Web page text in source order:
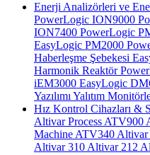
Enerji Analizörleri ve
PowerLogic ION9000
ION7400 PowerLogic
EasyLogic PM2000
Haberleşme Şebekesi
Harmonik Reaktör
iEM3000 EasyLogic
Yazılımı Yalıtım
Hız Kontrol Cihazları &
Altivar Process ATV900
Machine ATV340 Altivar
Altivar 310 Altivar 212